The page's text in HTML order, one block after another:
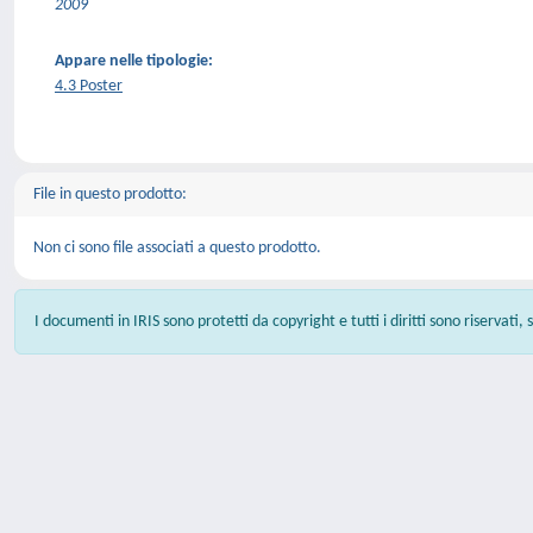
2009
Appare nelle tipologie:
4.3 Poster
File in questo prodotto:
Non ci sono file associati a questo prodotto.
I documenti in IRIS sono protetti da copyright e tutti i diritti sono riservati,